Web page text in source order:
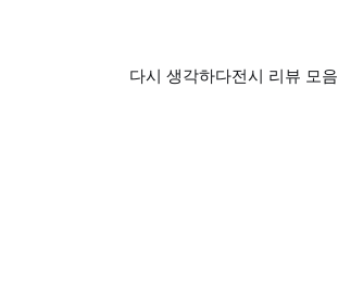
다시 생각하다전시 리뷰 모음